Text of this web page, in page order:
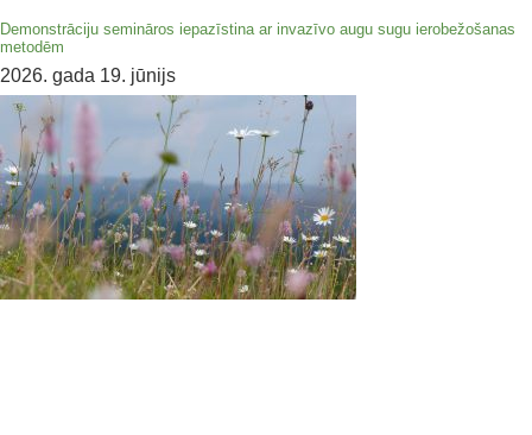
Demonstrāciju semināros iepazīstina ar invazīvo augu sugu ierobežošanas
metodēm
2026. gada 19. jūnijs